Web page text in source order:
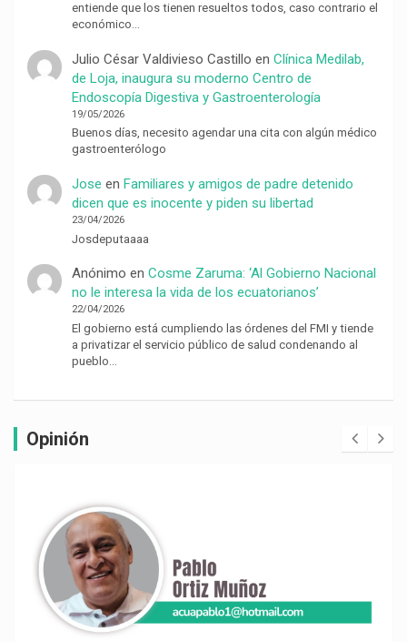
entiende que los tienen resueltos todos, caso contrario el
económico…
Julio César Valdivieso Castillo en Clínica Medilab,
de Loja, inaugura su moderno Centro de
Endoscopía Digestiva y Gastroenterología
19/05/2026
Buenos días, necesito agendar una cita con algún médico
gastroenterólogo
Jose en Familiares y amigos de padre detenido
dicen que es inocente y piden su libertad
23/04/2026
Josdeputaaaa
Anónimo en Cosme Zaruma: ‘Al Gobierno Nacional
no le interesa la vida de los ecuatorianos’
22/04/2026
El gobierno está cumpliendo las órdenes del FMI y tiende
a privatizar el servicio público de salud condenando al
pueblo…
Opinión